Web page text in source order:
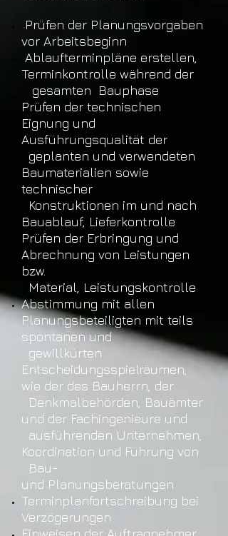
Prüfen der Planungsvorgaben
vor Arbeitsbeginn
Ablaufterminpläne erstellen,
Terminkontrolle während der
gesamten Bauphase
Prüfen der technischen
Eignung und
Ausführungsqualität der
geplanten und verwendeten
Baumaterialien sowie
technischer
Konstruktionen im und nach
Bauablauf, Lieferkontrolle
Prüfen der Erbringung und
Abrechnung von Leistungen
bzw.
Material
Leistungskontrolle
Abstimmung mit allen
Planungsbeteiligten mit teils
spontanen und
gewillkürten
Entscheidungsspielräumen,
wie der des Bauherrn, der
Denkmalbehörden, Bauämter
und der Fachingenieure und
ausführenden Unternehmen
Koordination und Führung von
Bau-
und Planungsberatungen
Terminplanfortschreibung bei
Verzögerungen